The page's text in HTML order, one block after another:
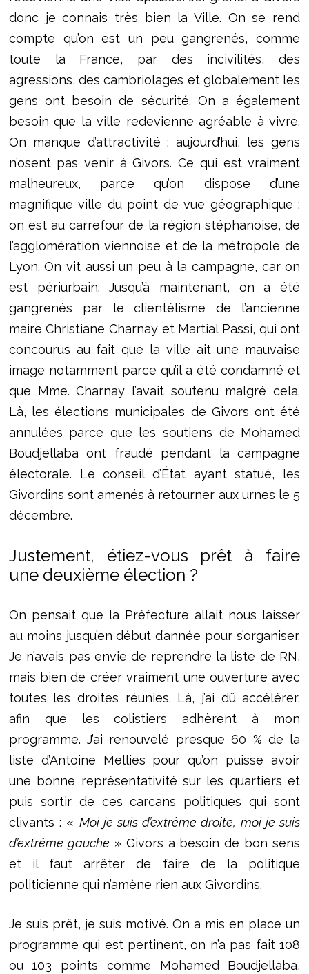
donc je connais très bien la Ville. On se rend
compte qu’on est un peu gangrenés, comme
toute la France, par des incivilités, des
agressions, des cambriolages et globalement les
gens ont besoin de sécurité. On a également
besoin que la ville redevienne agréable à vivre.
On manque d’attractivité ; aujourd’hui, les gens
n’osent pas venir à Givors. Ce qui est vraiment
malheureux, parce qu’on dispose d’une
magnifique ville du point de vue géographique :
on est au carrefour de la région stéphanoise, de
l’agglomération viennoise et de la métropole de
Lyon. On vit aussi un peu à la campagne, car on
est périurbain. Jusqu’à maintenant, on a été
gangrenés par le clientélisme de l’ancienne
maire Christiane Charnay et Martial Passi, qui ont
concourus au fait que la ville ait une mauvaise
image notamment parce qu’il a été condamné et
que Mme. Charnay l’avait soutenu malgré cela.
Là, les élections municipales de Givors ont été
annulées parce que les soutiens de Mohamed
Boudjellaba ont fraudé pendant la campagne
électorale. Le conseil d’État ayant statué, les
Givordins sont amenés à retourner aux urnes le 5
décembre.
Justement, étiez-vous prêt à faire
une deuxième élection ?
On pensait que la Préfecture allait nous laisser
au moins jusqu’en début d’année pour s’organiser.
Je n’avais pas envie de reprendre la liste de RN,
mais bien de créer vraiment une ouverture avec
toutes les droites réunies. Là, j’ai dû accélérer,
afin que les colistiers adhèrent à mon
programme. J’ai renouvelé presque 60 % de la
liste d’Antoine Mellies pour qu’on puisse avoir
une bonne représentativité sur les quartiers et
puis sortir de ces carcans politiques qui sont
clivants : « Moi je suis d’extrême droite, moi je suis
d’extrême gauche » Givors a besoin de bon sens
et il faut arrêter de faire de la politique
politicienne qui n’amène rien aux Givordins.
Je suis prêt, je suis motivé. On a mis en place un
programme qui est pertinent, on n’a pas fait 108
ou 103 points comme Mohamed Boudjellaba,